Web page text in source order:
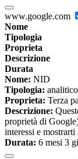
www.google.com
Nome
Tipologia
Proprieta
Descrizione
Durata
Nome: NID
Tipologia: analitico
Proprieta: Terza
Descrizione:
proprietà di
interessi e
Durata: 6 mesi 3